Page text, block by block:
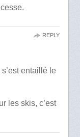
entaillé le
les skis, c’est
REPLY